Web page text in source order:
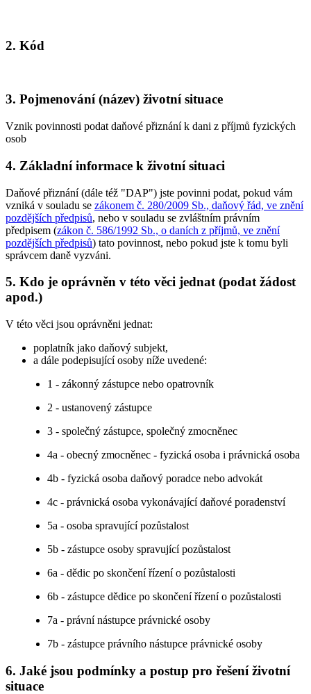
2. Kód
3. Pojmenování (název) životní situace
Vznik povinnosti podat daňové přiznání k dani z příjmů fyzických
osob
4. Základní informace k životní situaci
Daňové přiznání (dále též "DAP") jste povinni podat, pokud vám
vzniká v souladu se zákonem č. 280/2009 Sb., daňový řád, ve znění
pozdějších předpisů, nebo v souladu se zvláštním právním
předpisem (zákon č. 586/1992 Sb., o daních z příjmů, ve znění
pozdějších předpisů) tato povinnost, nebo pokud jste k tomu byli
správcem daně vyzváni.
5. Kdo je oprávněn v této věci jednat (podat žádost
apod.)
V této věci jsou oprávněni jednat:
poplatník jako daňový subjekt,
a dále podepisující osoby níže uvedené:
1 - zákonný zástupce nebo opatrovník
2 - ustanovený zástupce
3 - společný zástupce, společný zmocněnec
4a - obecný zmocněnec - fyzická osoba i právnická osoba
4b - fyzická osoba daňový poradce nebo advokát
4c - právnická osoba vykonávající daňové poradenství
5a - osoba spravující pozůstalost
5b - zástupce osoby spravující pozůstalost
6a - dědic po skončení řízení o pozůstalosti
6b - zástupce dědice po skončení řízení o pozůstalosti
7a - právní nástupce právnické osoby
7b - zástupce právního nástupce právnické osoby
6. Jaké jsou podmínky a postup pro řešení životní
situace